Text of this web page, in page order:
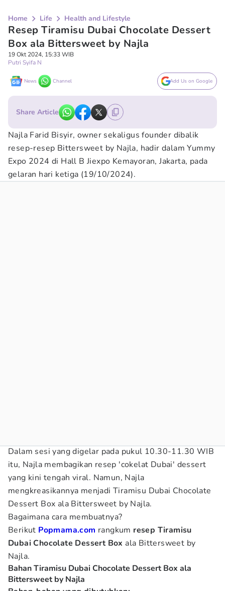
Home Life Health and Lifestyle
Resep Tiramisu Dubai Chocolate Dessert
Box ala Bittersweet by Najla
19 Okt 2024, 15:33 WIB
Putri Syifa N
News Channel Add Us on Google
Share Article
Najla Farid Bisyir, owner sekaligus founder dibalik
resep-resep Bittersweet by Najla, hadir dalam Yummy
Expo 2024 di Hall B Jiexpo Kemayoran, Jakarta, pada
gelaran hari ketiga (19/10/2024).
Dalam sesi yang digelar pada pukul 10.30-11.30 WIB
itu, Najla membagikan resep 'cokelat Dubai' dessert
yang kini tengah viral. Namun, Najla
mengkreasikannya menjadi Tiramisu Dubai Chocolate
Dessert Box ala Bittersweet by Najla.
Bagaimana cara membuatnya?
Berikut Popmama.com rangkum resep Tiramisu
Dubai Chocolate Dessert Box ala Bittersweet by
Najla.
Bahan Tiramisu Dubai Chocolate Dessert Box ala
Bittersweet by Najla